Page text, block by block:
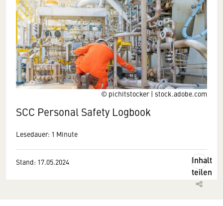
© pichitstocker | stock.adobe.com
SCC Personal Safety Logbook
Lesedauer: 1 Minute
Stand: 17.05.2024
Inhalt
teilen